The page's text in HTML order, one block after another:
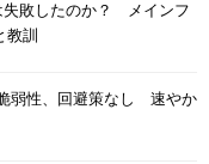
失敗したのか？ メインフ
教訓
弱性、回避策なし 速やか